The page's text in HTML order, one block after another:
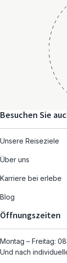
Besuchen Sie
Unsere Reiseziele
Über uns
Karriere bei erlebe
Blog
Öffnungszeiten
Montag – Freitag:
Und nach